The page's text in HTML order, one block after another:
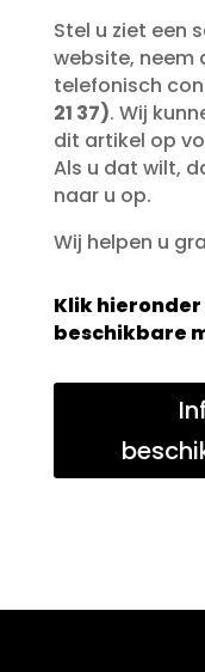
Stel u ziet een
website, neem
telefonisch
21 37). Wij
dit artikel op
Als u dat wilt,
naar u op.
Wij helpen u
Klik
beschikbare